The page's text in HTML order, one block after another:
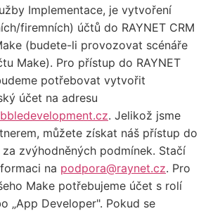
Implementace, je vytvoření
firemních) účtů do RAYNET CRM
(budete-li provozovat scénáře
Make). Pro přístup do RAYNET
potřebovat vytvořit
účet na adresu
. Jelikož jsme
můžete získat náš přístup do
za zvýhodněných podmínek. Stačí
na podpora@raynet.cz. Pro
Make potřebujeme účet s rolí
„App Developer". Pokud se